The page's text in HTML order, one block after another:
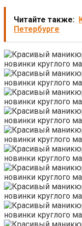
Читайте также:
Петербурге